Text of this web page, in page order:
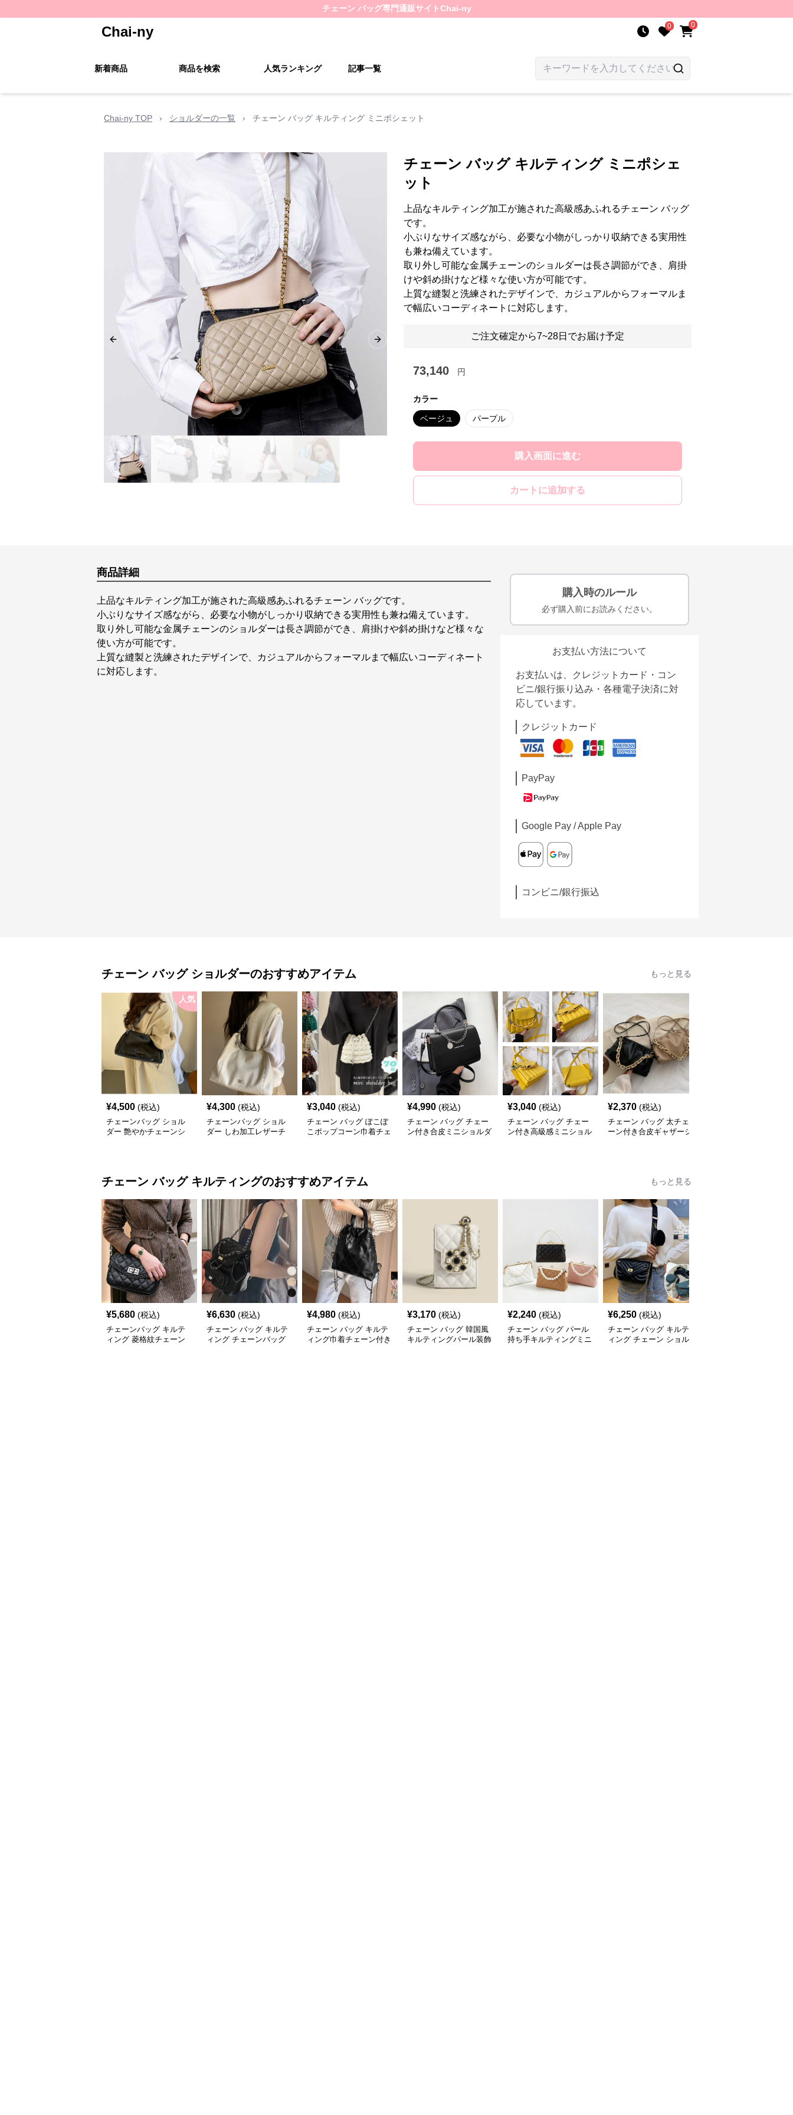
チェーン バッグ専門通販サイトChai-ny
Chai-ny 0 0
新着商品 商品を検索 人気ランキング 記事一覧
Chai-ny TOP › ショルダーの一覧 › チェーン バッグ キルティング ミニポシェット
Previous slide Next slide
チェーン バッグ キルティング ミニポシェ
ット
上品なキルティング加工が施された高級感あふれるチェーン バッグ
です。
小ぶりなサイズ感ながら、必要な小物がしっかり収納できる実用性
も兼ね備えています。
取り外し可能な金属チェーンのショルダーは長さ調節ができ、肩掛
けや斜め掛けなど様々な使い方が可能です。
上質な縫製と洗練されたデザインで、カジュアルからフォーマルま
で幅広いコーディネートに対応します。
ご注文確定から7~28日でお届け予定
73,140 円
カラー
ベージュ パープル
購入画面に進む
カートに追加する
商品詳細
上品なキルティング加工が施された高級感あふれるチェーン バッグです。
小ぶりなサイズ感ながら、必要な小物がしっかり収納できる実用性も兼ね備えています。
取り外し可能な金属チェーンのショルダーは長さ調節ができ、肩掛けや斜め掛けなど様々な
使い方が可能です。
上質な縫製と洗練されたデザインで、カジュアルからフォーマルまで幅広いコーディネート
に対応します。
購入時のルール
必ず購入前にお読みください。
お支払い方法について
お支払いは、クレジットカード・コン
ビニ/銀行振り込み・各種電子決済に対
応しています。
クレジットカード
PayPay
Google Pay / Apple Pay
コンビニ/銀行振込
チェーン バッグ ショルダーのおすすめアイテム もっと見る
人気
¥4,500 (税込)
チェーンバッグ ショル
ダー 艶やかチェーンシ
¥4,300 (税込)
チェーンバッグ ショル
ダー しわ加工レザーチ
¥3,040 (税込)
チェーン バッグ ぽこぽ
こポップコーン巾着チェ
¥4,990 (税込)
チェーン バッグ チェー
ン付き合皮ミニショルダ
¥3,040 (税込)
チェーン バッグ チェー
ン付き高級感ミニショル
¥2,370 (税込)
チェーン バッグ 太チェ
ーン付き合皮ギャザーシ
チェーン バッグ キルティングのおすすめアイテム もっと見る
¥5,680 (税込)
チェーンバッグ キルテ
ィング 菱格紋チェーン
¥6,630 (税込)
チェーン バッグ キルテ
ィング チェーンバッグ
¥4,980 (税込)
チェーン バッグ キルテ
ィング巾着チェーン付き
¥3,170 (税込)
チェーン バッグ 韓国風
キルティングパール装飾
¥2,240 (税込)
チェーン バッグ パール
持ち手キルティングミニ
¥6,250 (税込)
チェーン バッグ キルテ
ィング チェーン ショル